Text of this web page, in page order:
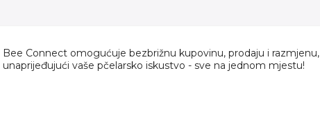
Bee Connect omogućuje bezbrižnu kupovinu, prodaju i razmjenu,
unaprijeđujući vaše pčelarsko iskustvo - sve na jednom mjestu!